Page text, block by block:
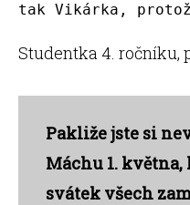
tak Vikárka,
Studentka 4. ročníku,
Pakliže jste si
Máchu 1.
svátek všech